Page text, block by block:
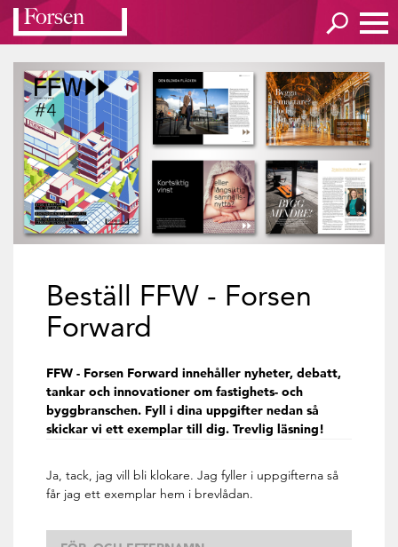
Beställ FFW - Forsen
Forward
FFW - Forsen Forward innehåller nyheter, debatt,
tankar och innovationer om fastighets- och
byggbranschen. Fyll i dina uppgifter nedan så
skickar vi ett exemplar till dig. Trevlig läsning!
Ja, tack, jag vill bli klokare. Jag fyller i uppgifterna så
får jag ett exemplar hem i brevlådan.